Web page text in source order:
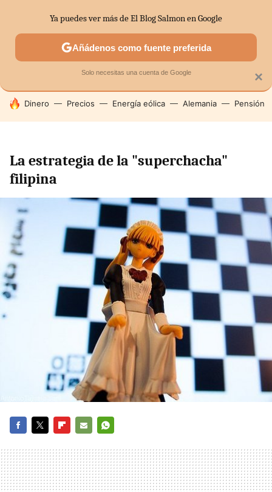
SECTORES ECONOMÍA DOMÉSTICA MERCADOS
HOY SE HABLA DE
Dinero Precios Energía eólica Alemania Pensión
La estrategia de la "superchacha"
filipina
MAIL
×
Ya puedes ver más de El Blog Salmon en Google
Añádenos como fuente preferida
Solo necesitas una cuenta de Google